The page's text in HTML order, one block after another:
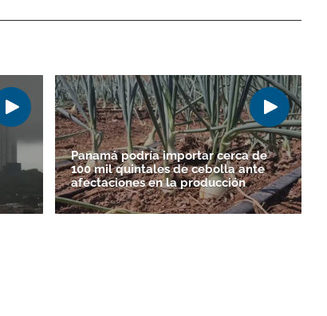
Panamá podría importar cerca de
100 mil quintales de cebolla ante
afectaciones en la producción